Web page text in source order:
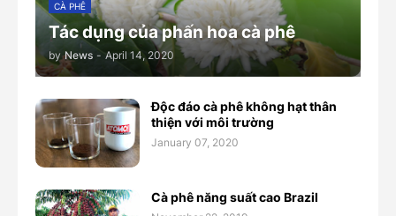
CÀ PHÊ
Tác dụng của phấn hoa cà phê
by News - April 14, 2020
Độc đáo cà phê không hạt thân
thiện với môi trường
January 07, 2020
Cà phê năng suất cao Brazil